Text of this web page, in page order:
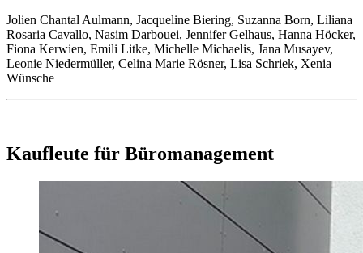
Jolien Chantal Aulmann, Jacqueline Biering, Suzanna Born, Liliana
Rosaria Cavallo, Nasim Darbouei, Jennifer Gelhaus, Hanna Höcker,
Fiona Kerwien, Emili Litke, Michelle Michaelis, Jana Musayev,
Leonie Niedermüller, Celina Marie Rösner, Lisa Schriek, Xenia
Wünsche
Kaufleute für Büromanagement